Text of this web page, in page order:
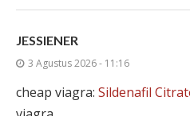
JESSIENER
3 Agustus 2026 - 11:16
cheap viagra: Sildenafil